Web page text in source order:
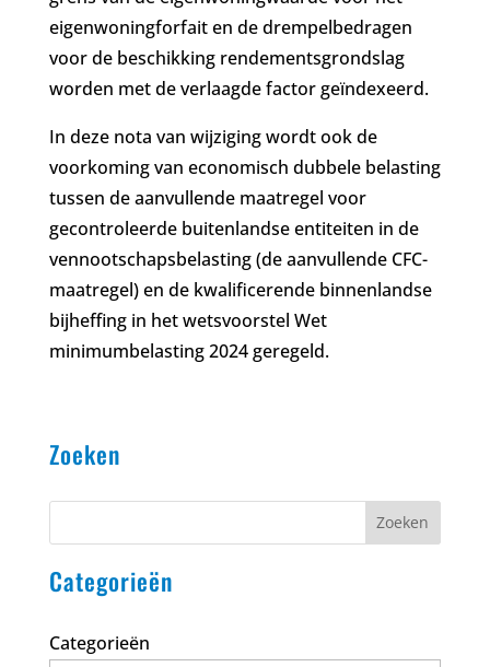
eigenwoningforfait en de drempelbedragen
voor de beschikking rendementsgrondslag
worden met de verlaagde factor geïndexeerd.
In deze nota van wijziging wordt ook de
voorkoming van economisch dubbele belasting
tussen de aanvullende maatregel voor
gecontroleerde buitenlandse entiteiten in de
vennootschapsbelasting (de aanvullende CFC-
maatregel) en de kwalificerende binnenlandse
bijheffing in het wetsvoorstel Wet
minimumbelasting 2024 geregeld.
Zoeken
Zoeken
Categorieën
Categorieën